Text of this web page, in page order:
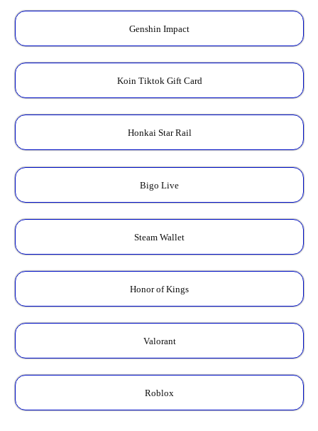
Genshin Impact
Koin Tiktok Gift Card
Honkai Star Rail
Bigo Live
Steam Wallet
Honor of Kings
Valorant
Roblox